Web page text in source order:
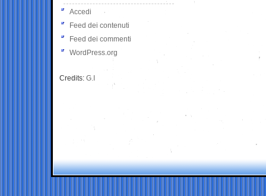
Accedi
Feed dei contenuti
Feed dei commenti
WordPress.org
Credits: G.I